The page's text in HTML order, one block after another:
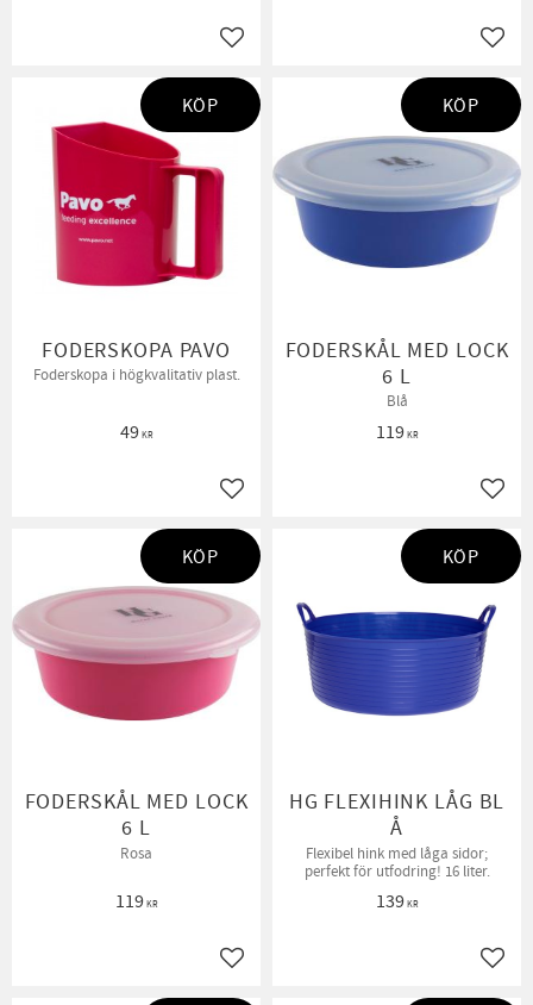
Lägg till i favoriter
FODERSKOPA PAVO
Foderskopa i högkvalitativ plast.
49KR
Lägg till i favoriter
KÖP
FODERSKÅL MED LOCK
6 L
Blå
119KR
KÖP
FODERSKÅL MED LOCK
6 L
Rosa
119KR
Lägg till i favoriter
KÖP
HG FLEXIHINK LÅG BL
Å
Flexibel hink med låga sidor;
perfekt för utfodring! 16 liter.
139KR
KÖP